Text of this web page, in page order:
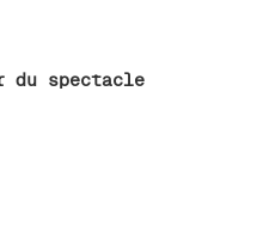
du spectacle